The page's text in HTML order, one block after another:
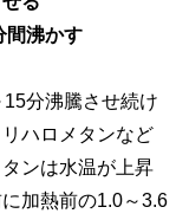
間沸かす
分沸騰させ続け
ハロメタンなど
ンは水温が上昇
加熱前の1.0～3.6